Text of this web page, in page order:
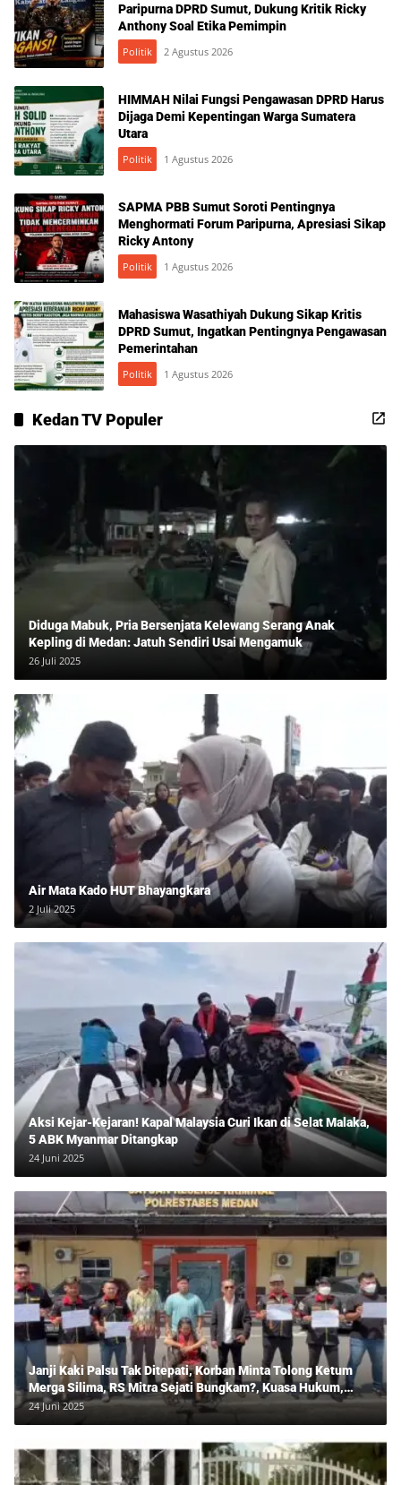
Paripurna DPRD Sumut, Dukung Kritik Ricky
Anthony Soal Etika Pemimpin
Politik 2 Agustus 2026
HIMMAH Nilai Fungsi Pengawasan DPRD Harus
Dijaga Demi Kepentingan Warga Sumatera
Utara
Politik 1 Agustus 2026
SAPMA PBB Sumut Soroti Pentingnya
Menghormati Forum Paripurna, Apresiasi Sikap
Ricky Antony
Politik 1 Agustus 2026
Mahasiswa Wasathiyah Dukung Sikap Kritis
DPRD Sumut, Ingatkan Pentingnya Pengawasan
Pemerintahan
Politik 1 Agustus 2026
Kedan TV Populer
Diduga Mabuk, Pria Bersenjata Kelewang Serang Anak
Kepling di Medan: Jatuh Sendiri Usai Mengamuk
26 Juli 2025
Air Mata Kado HUT Bhayangkara
2 Juli 2025
Aksi Kejar-Kejaran! Kapal Malaysia Curi Ikan di Selat Malaka,
5 ABK Myanmar Ditangkap
24 Juni 2025
Janji Kaki Palsu Tak Ditepati, Korban Minta Tolong Ketum
Merga Silima, RS Mitra Sejati Bungkam?, Kuasa Hukum,
Hans Silalahi Dampingi Julita Cari Keadilan
24 Juni 2025